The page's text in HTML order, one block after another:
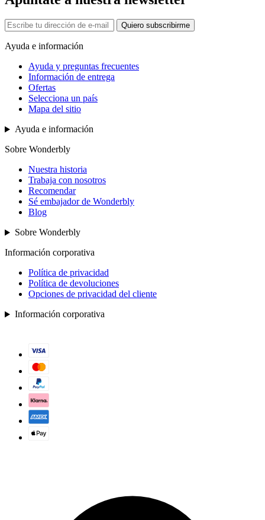
Quiero subscribirme
Ayuda e información
Ayuda y preguntas frecuentes
Información de entrega
Ofertas
Selecciona un país
Mapa del sitio
Ayuda e información
Sobre Wonderbly
Nuestra historia
Trabaja con nosotros
Recomendar
Sé embajador de Wonderbly
Blog
Sobre Wonderbly
Información corporativa
Política de privacidad
Política de devoluciones
Opciones de privacidad del cliente
Información corporativa